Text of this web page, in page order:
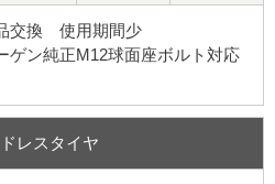
交換 使用期間少
ゲン純正M12球面座ボルト対応
レスタイヤ